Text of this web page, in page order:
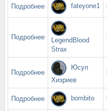
Подробнее fateyone1
Подробнее
LegendBlood
Strax
Подробнее
Юсуп
Хизриев
Подробнее bombito